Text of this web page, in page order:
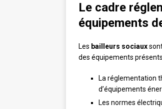
Le cadre
équipements
Les bailleurs sociaux
des équipements
La réglementation
d’équipements
Les normes